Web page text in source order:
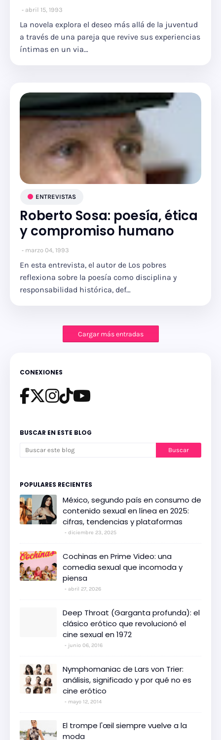
abril 15, 1993
La novela explora el deseo más allá de la juventud
a través de una pareja que revive sus experiencias
íntimas en un via…
ENTREVISTAS
Roberto Sosa: poesía, ética
y compromiso humano
marzo 04, 1993
En esta entrevista, el autor de Los pobres
reflexiona sobre la poesía como disciplina y
responsabilidad histórica, def…
Cargar más entradas
CONEXIONES
BUSCAR EN ESTE BLOG
POPULARES RECIENTES
México, segundo país en consumo de
contenido sexual en línea en 2025:
cifras, tendencias y plataformas
diciembre 23, 2025
Cochinas en Prime Video: una
comedia sexual que incomoda y
piensa
abril 27, 2026
Deep Throat (Garganta profunda): el
clásico erótico que revolucionó el
cine sexual en 1972
junio 06, 2016
Nymphomaniac de Lars von Trier:
análisis, significado y por qué no es
cine erótico
mayo 12, 2014
El trompe l'œil siempre vuelve a la
moda